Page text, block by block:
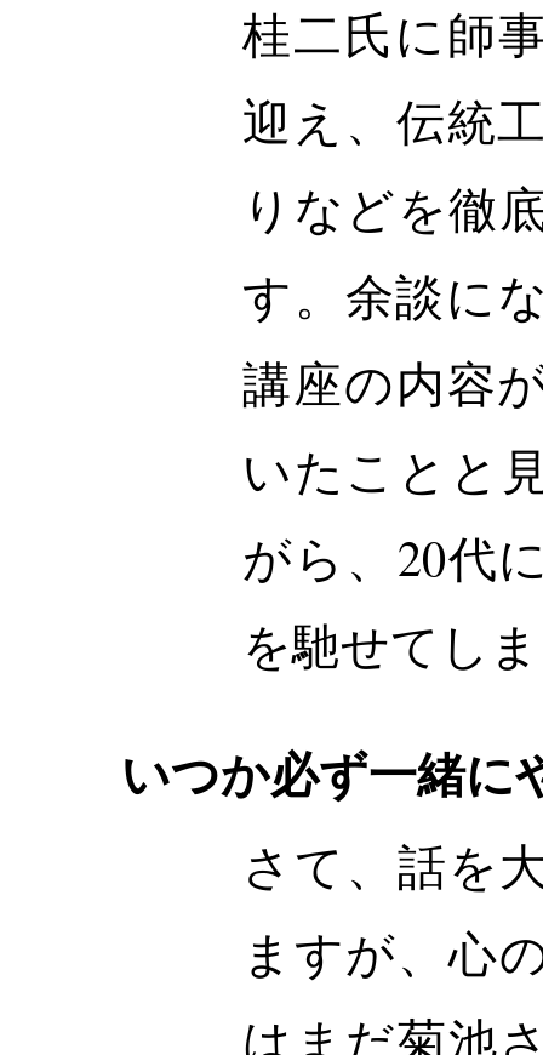
桂二氏に師
迎え、伝統
りなどを徹
す。余談に
講座の内容
いたことと
がら、20代
を馳せてし
いつか必ず一緒に
さて、話を
ますが、心
はまだ菊池